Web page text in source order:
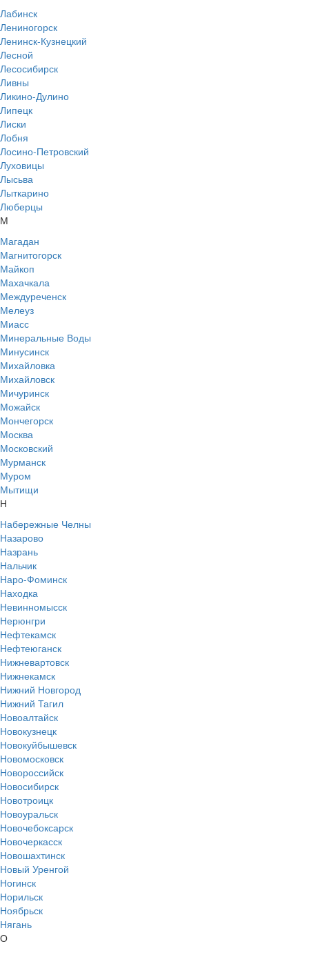
Лабинск
Лениногорск
Ленинск-Кузнецкий
Лесной
Лесосибирск
Ливны
Ликино-Дулино
Липецк
Лиски
Лобня
Лосино-Петровский
Луховицы
Лысьва
Лыткарино
Люберцы
М
Магадан
Магнитогорск
Майкоп
Махачкала
Междуреченск
Мелеуз
Миасс
Минеральные Воды
Минусинск
Михайловка
Михайловск
Мичуринск
Можайск
Мончегорск
Москва
Московский
Мурманск
Муром
Мытищи
Н
Набережные Челны
Назарово
Назрань
Нальчик
Наро-Фоминск
Находка
Невинномысск
Нерюнгри
Нефтекамск
Нефтеюганск
Нижневартовск
Нижнекамск
Нижний Новгород
Нижний Тагил
Новоалтайск
Новокузнецк
Новокуйбышевск
Новомосковск
Новороссийск
Новосибирск
Новотроицк
Новоуральск
Новочебоксарск
Новочеркасск
Новошахтинск
Новый Уренгой
Ногинск
Норильск
Ноябрьск
Нягань
О